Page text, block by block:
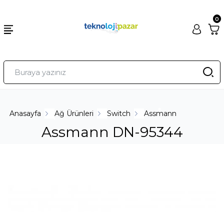
0
Assmann DN-95344
Anasayfa Ağ Ürünleri Switch Assmann